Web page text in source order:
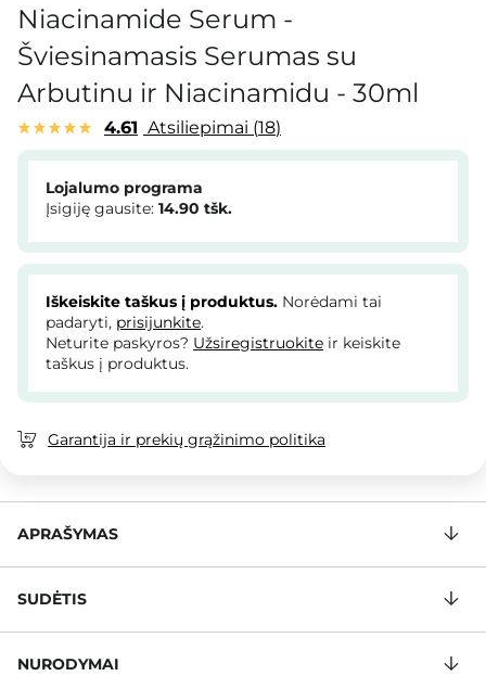
Niacinamide Serum -
Šviesinamasis Serumas su
Arbutinu ir Niacinamidu - 30ml
4.61 Atsiliepimai 18
Lojalumo programa
Įsigiję gausite: 14.90 tšk.
Iškeiskite taškus į produktus. Norėdami tai
padaryti, prisijunkite.
Neturite paskyros? Užsiregistruokite ir keiskite
taškus į produktus.
Garantija ir prekių grąžinimo politika
APRAŠYMAS
SUDĖTIS
NURODYMAI